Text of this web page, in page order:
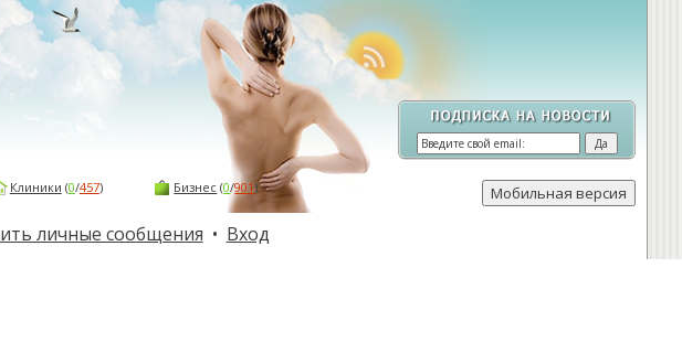
Клиники (0/457) Бизнес (0/901)
личные сообщения • Вход